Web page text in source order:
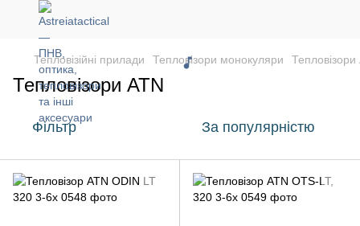
Тепловізійні прилади Тепловізори монокуляри Тепловізори
Тепловізори ATN
Фільтр За популярністю